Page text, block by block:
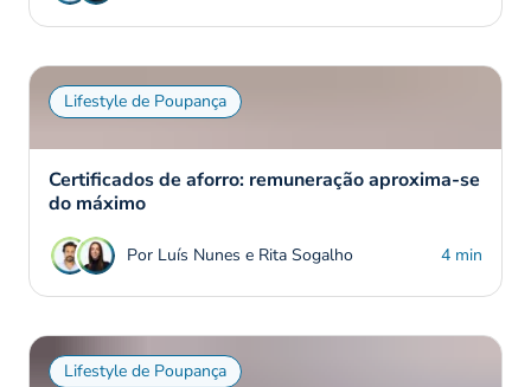
Lifestyle de Poupança
Certificados de aforro: remuneração aproxima-se
do máximo
Por Luís Nunes e Rita Sogalho 4 min
Lifestyle de Poupança